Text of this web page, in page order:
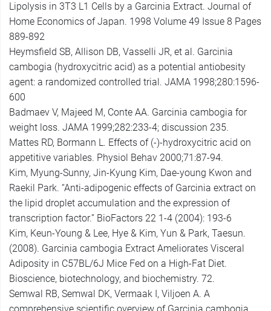
Lipolysis in 3T3 L1 Cells by a Garcinia Extract. Journal of
Home Economics of Japan. 1998 Volume 49 Issue 8 Pages
889-892
Heymsfield SB, Allison DB, Vasselli JR, et al. Garcinia
cambogia (hydroxycitric acid) as a potential antiobesity
agent: a randomized controlled trial. JAMA 1998;280:1596-
600
Badmaev V, Majeed M, Conte AA. Garcinia cambogia for
weight loss. JAMA 1999;282:233-4; discussion 235.
Mattes RD, Bormann L. Effects of (-)-hydroxycitric acid on
appetitive variables. Physiol Behav 2000;71:87-94.
Kim, Myung-Sunny, Jin-Kyung Kim, Dae-young Kwon and
Raekil Park. “Anti-adipogenic effects of Garcinia extract on
the lipid droplet accumulation and the expression of
transcription factor.” BioFactors 22 1-4 (2004): 193-6
Kim, Keun-Young & Lee, Hye & Kim, Yun & Park, Taesun.
(2008). Garcinia cambogia Extract Ameliorates Visceral
Adiposity in C57BL/6J Mice Fed on a High-Fat Diet.
Bioscience, biotechnology, and biochemistry. 72.
Semwal RB, Semwal DK, Vermaak I, Viljoen A. A